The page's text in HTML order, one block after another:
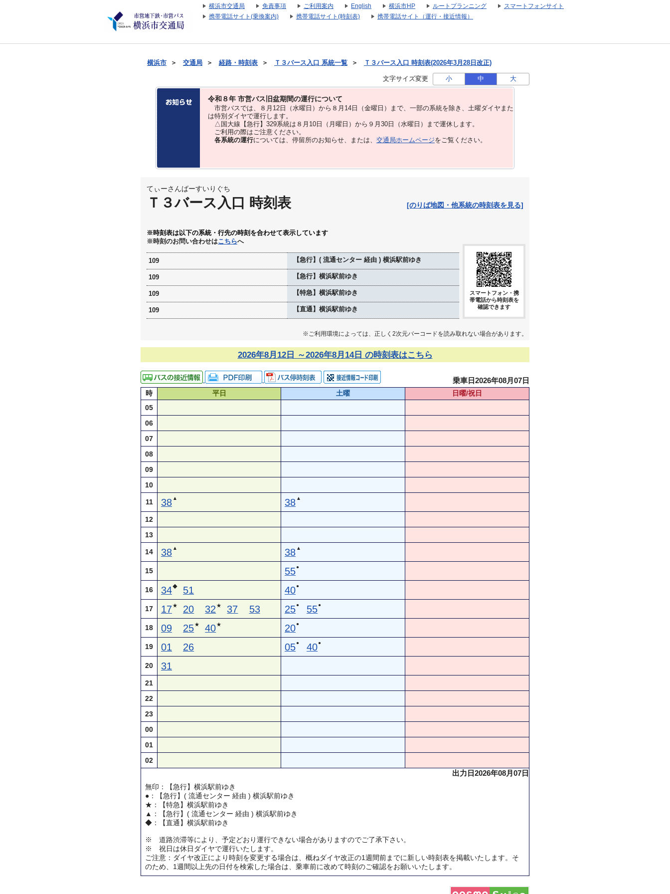
横浜市交通局 免責事項 ご利用案内 English 横浜市HP ルートプランニング
スマートフォンサイト
携帯電話サイト(乗換案内)
携帯電話サイト(時刻表) 携帯電話サイト（運行・接近情報）
横浜市 ＞ 交通局 ＞ 経路・時刻表 ＞ Ｔ３バース入口 系統一覧 ＞ Ｔ３バース入口 時刻表(2026年3月28日改正)
文字サイズ変更 小 中 大
令和８年 市営バス旧盆期間の運行について
市営バスでは、８⽉12⽇（水曜日）から８⽉14⽇（金曜日）まで、⼀部の系統を除き、⼟曜ダイヤまた
は特別ダイヤで運⾏します。
△国大線【急行】329系統は８月10日（月曜日）から９月30日（水曜日）まで運休します。
ご利用の際はご注意ください。
各系統の運行については、停留所のお知らせ、または、 交通局ホームページをご覧ください。
てぃーさんばーすいりぐち
Ｔ３バース入口 時刻表 [のりば地図・他系統の時刻表を見る]
※時刻表は以下の系統・行先の時刻を合わせて表示しています
※時刻のお問い合わせはこちらへ
109 【急行】( 流通センター 経由 ) 横浜駅前ゆき
109 【急行】横浜駅前ゆき
109 【特急】横浜駅前ゆき
109 【直通】横浜駅前ゆき
スマートフォン・携
帯電話から時刻表を
確認できます
※ご利用環境によっては、正しく2次元バーコードを読み取れない場合があります。
2026年8月12日 ～2026年8月14日 の時刻表はこちら
乗車日2026年08月07日
時 平日 土曜
日曜/祝日
05
06
07
08
09
10
11 38 ▲ 38 ▲
12
13
14 38 ▲ 38 ▲
15 55●
16 34◆ 51 40●
17 17★ 20 32 ★ 37 53 25● 55●
18 09 25★ 40★ 20●
19 01 26 05● 40●
20 31
21
22
23
00
01
02
出力日2026年08月07日
無印：【急行】横浜駅前ゆき
●：【急行】( 流通センター 経由 ) 横浜駅前ゆき
★：【特急】横浜駅前ゆき
▲：【急行】( 流通センター 経由 ) 横浜駅前ゆき
◆：【直通】横浜駅前ゆき
※ 道路渋滞等により、予定どおり運行できない場合がありますのでご了承下さい。
※ 祝日は休日ダイヤで運行いたします。
ご注意：ダイヤ改正により時刻を変更する場合は、概ねダイヤ改正の1週間前までに新しい時刻表を掲載いたします。そ
のため、1週間以上先の日付を検索した場合は、乗車前に改めて時刻のご確認をお願いいたします。